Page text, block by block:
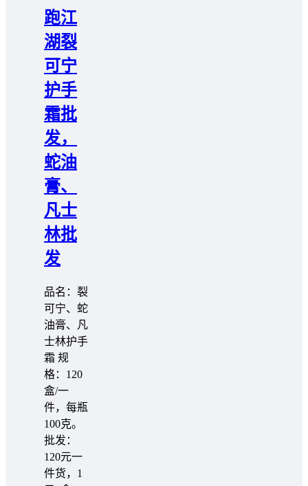
跑江
湖裂
可宁
护手
霜批
发，
蛇油
膏、
凡士
林批
发
品名：裂
可宁、蛇
油膏、凡
士林护手
霜 规
格：120
盒/一
件，每瓶
100克。
批发：
120元一
件货，1